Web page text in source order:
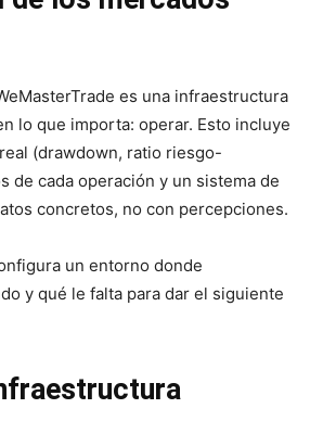
es una infraestructura
lo que importa: operar. Esto incluye
(drawdown, ratio riesgo-
de cada operación y un sistema de
concretos, no con percepciones.
un entorno donde
y qué le falta para dar el siguiente